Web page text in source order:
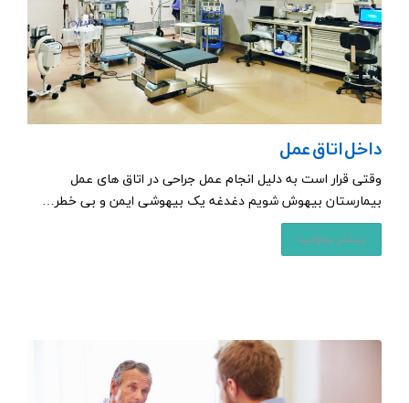
داخل اتاق عمل
وقتی قرار است به دلیل انجام عمل جراحی در اتاق های عمل
بیمارستان بیهوش شویم دغدغه یک بیهوشی ایمن و بی خطر…
بیشتر بخوانید